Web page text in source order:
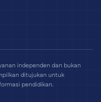
independen dan bukan
ditujukan untuk
pendidikan.